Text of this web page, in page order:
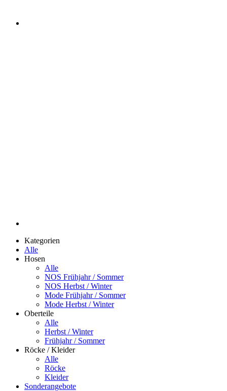
Kategorien
Alle
Hosen
Alle
NOS Frühjahr / Sommer
NOS Herbst / Winter
Mode Frühjahr / Sommer
Mode Herbst / Winter
Oberteile
Alle
Herbst / Winter
Frühjahr / Sommer
Röcke / Kleider
Alle
Röcke
Kleider
Sonderangebote